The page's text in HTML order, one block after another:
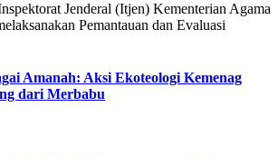
Jenderal (Itjen) Kementerian Agama
Pemantauan dan Evaluasi
Amanah: Aksi Ekoteologi Kemenag
dari Merbabu